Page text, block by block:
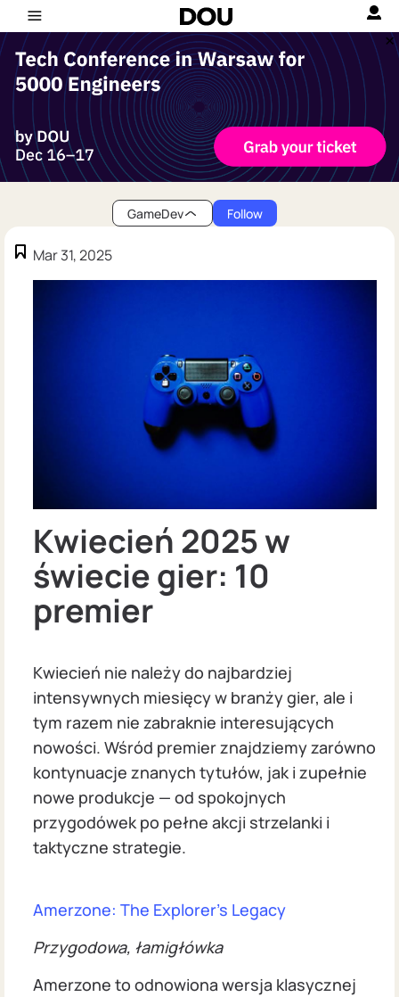
GameDev Follow
Mar 31, 2025
Kwiecień 2025 w
świecie gier: 10
premier
Kwiecień nie należy do najbardziej
intensywnych miesięcy w branży gier, ale i
tym razem nie zabraknie interesujących
nowości. Wśród premier znajdziemy zarówno
kontynuacje znanych tytułów, jak i zupełnie
nowe produkcje — od spokojnych
przygodówek po pełne akcji strzelanki i
taktyczne strategie.
Amerzone: The Explorer's Legacy
Przygodowa, łamigłówka
Amerzone to odnowiona wersja klasycznej